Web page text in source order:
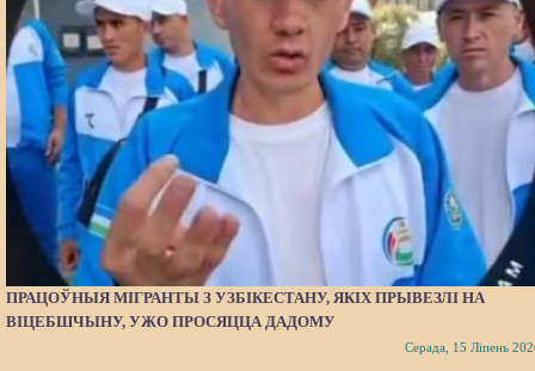
ПРАЦОЎНЫЯ МІГРАНТЫ З УЗБІКЕСТАНУ, ЯКІХ ПРЫВЕЗЛІ НА
ВІЦЕБШЧЫНУ, УЖО ПРОСЯЦЦА ДАДОМУ
Серада, 15 Ліпень